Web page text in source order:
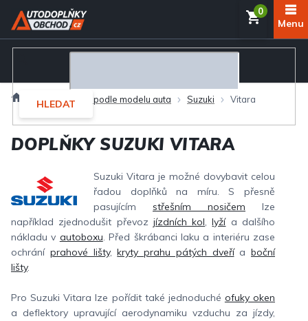
Přejít
obsah
HLEDAT
Autodoplňky podle modelu auta Suzuki Vitara
DOPLŇKY SUZUKI VITARA
Suzuki Vitara je možné dovybavit celou
řadou doplňků na míru. S přesně
pasujícím střešním nosičem lze
například zjednodušit převoz jízdních kol,lyžía dalšího
nákladu v autoboxu. Před škrábanci laku a interiéru zase
ochrání prahové lišty,kryty prahu pátých dveřía boční
lišty.
Pro Suzuki Vitara lze pořídit také jednoduché ofuky oken
a deflektory upravující aerodynamiku vzduchu za jízdy,